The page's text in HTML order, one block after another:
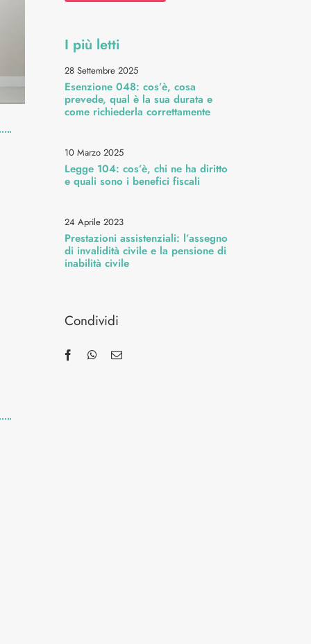
I più letti
28 Settembre 2025
Esenzione 048: cos’è, cosa
prevede, qual è la sua durata e
come richiederla correttamente
10 Marzo 2025
Legge 104: cos’è, chi ne ha diritto
e quali sono i benefici fiscali
24 Aprile 2023
Prestazioni assistenziali: l’assegno
di invalidità civile e la pensione di
inabilità civile
Condividi